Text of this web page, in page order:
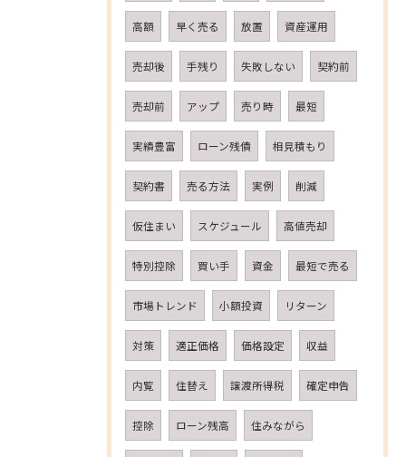
高額 早く売る 放置 資産運用
売却後 手残り 失敗しない 契約前
売却前 アップ 売り時 最短
実績豊富 ローン残債 相見積もり
契約書 売る方法 実例 削減
仮住まい スケジュール 高値売却
特別控除 買い手 資金 最短で売る
市場トレンド 小額投資 リターン
対策 適正価格 価格設定 収益
内覧 住替え 譲渡所得税 確定申告
控除 ローン残高 住みながら